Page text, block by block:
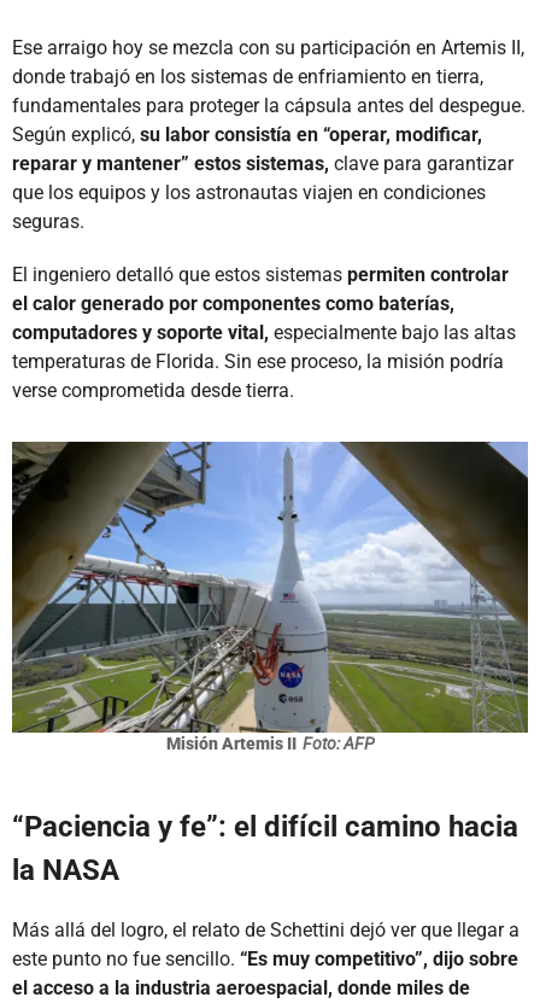
Ese arraigo hoy se mezcla con su participación en Artemis II,
donde trabajó en los sistemas de enfriamiento en tierra,
fundamentales para proteger la cápsula antes del despegue.
Según explicó, su labor consistía en “operar, modificar,
reparar y mantener” estos sistemas, clave para garantizar
que los equipos y los astronautas viajen en condiciones
seguras.
El ingeniero detalló que estos sistemas permiten controlar
el calor generado por componentes como baterías,
computadores y soporte vital, especialmente bajo las altas
temperaturas de Florida. Sin ese proceso, la misión podría
verse comprometida desde tierra.
Misión Artemis II Foto: AFP
“Paciencia y fe”: el difícil camino hacia
la NASA
Más allá del logro, el relato de Schettini dejó ver que llegar a
este punto no fue sencillo. “Es muy competitivo”, dijo sobre
el acceso a la industria aeroespacial, donde miles de